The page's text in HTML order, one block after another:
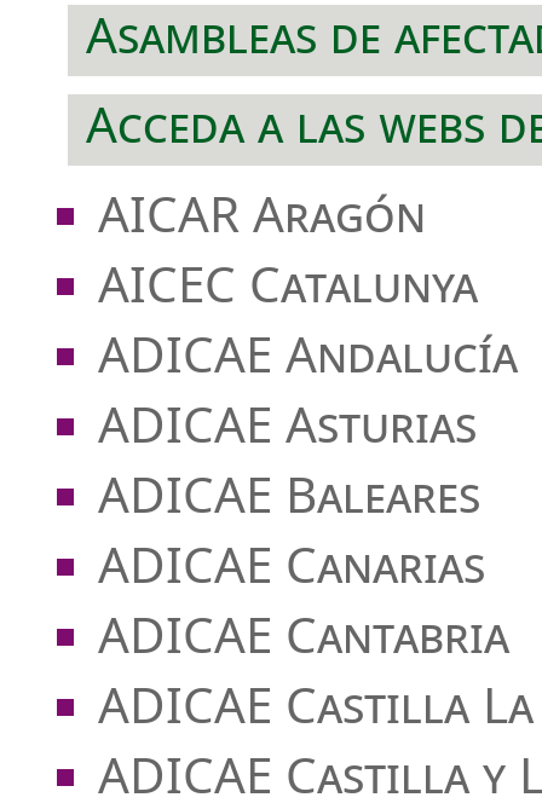
Asambleas de
Acceda a las webs
AICAR Aragón
AICEC Catalunya
ADICAE Andalucía
ADICAE Asturias
ADICAE Baleares
ADICAE Canarias
ADICAE Cantabria
ADICAE Castilla
ADICAE Castilla y